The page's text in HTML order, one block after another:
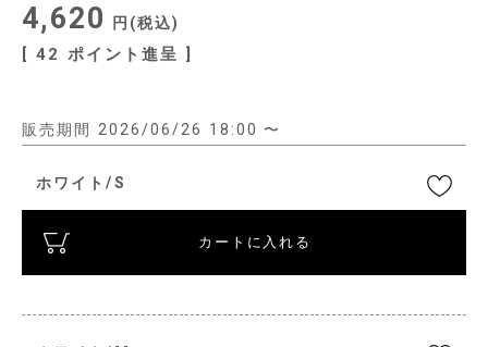
4,620 税込
[ 42 ポイント進呈 ]
販売期間 2026/06/26 18:00 〜
ホワイト/S
カートに入れる